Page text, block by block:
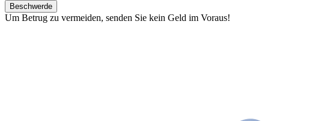
Beschwerde
Um Betrug zu vermeiden, senden Sie kein Geld im Voraus!